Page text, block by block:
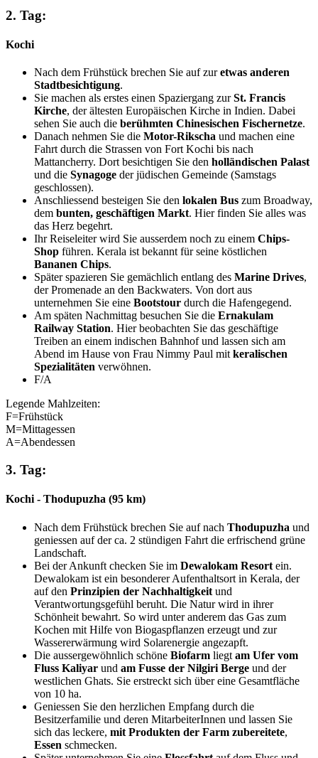
2. Tag:
Kochi
Nach dem Frühstück brechen Sie auf zuretwas anderen
Stadtbesichtigung.
Sie machen als erstes einen Spaziergang zurSt. Francis
Kirche, der ältesten Europäischen Kirche in Indien. Dabei
sehen Sie auch die berühmten Chinesischen Fischernetze.
Danach nehmen Sie die Motor-Rikscha und machen eine
Fahrt durch die Strassen von Fort Kochi bis nach
Mattancherry. Dort besichtigen Sie den holländischen Palast
und die Synagoge der jüdischen Gemeinde (Samstags
geschlossen).
Anschliessend besteigen Sie den lokalen Bus zum Broadway,
dem bunten, geschäftigen Markt. Hier finden Sie alles was
das Herz begehrt.
Ihr Reiseleiter wird Sie ausserdem noch zu einem Chips-
Shop führen. Kerala ist bekannt für seine köstlichen
Bananen Chips.
Später spazieren Sie gemächlich entlang des Marine Drives,
der Promenade an den Backwaters. Von dort aus
unternehmen Sie eine Bootstour durch die Hafengegend.
Am späten Nachmittag besuchen Sie die Ernakulam
Railway Station. Hier beobachten Sie das geschäftige
Treiben an einem indischen Bahnhof und lassen sich am
Abend im Hause von Frau Nimmy Paul mitkeralischen
Spezialitäten verwöhnen.
F/A
Legende Mahlzeiten:
F=Frühstück
M=Mittagessen
A=Abendessen
3. Tag:
Kochi - Thodupuzha (95 km)
Nach dem Frühstück brechen Sie auf nach Thodupuzha und
geniessen auf der ca. 2 stündigen Fahrt die erfrischend grüne
Landschaft.
Bei der Ankunft checken Sie im Dewalokam Resort ein.
Dewalokam ist ein besonderer Aufenthaltsort in Kerala, der
auf den Prinzipien der Nachhaltigkeit und
Verantwortungsgefühl beruht. Die Natur wird in ihrer
Schönheit bewahrt. So wird unter anderem das Gas zum
Kochen mit Hilfe von Biogaspflanzen erzeugt und zur
Wassererwärmung wird Solarenergie angezapft.
Die aussergewöhnlich schöne Biofarm liegt am Ufer vom
Fluss Kaliyar und am Fusse der Nilgiri Berge und der
westlichen Ghats. Sie erstreckt sich über eine Gesamtfläche
von 10 ha.
Geniessen Sie den herzlichen Empfang durch die
Besitzerfamilie und deren MitarbeiterInnen und lassen Sie
sich das leckere, mit Produkten der Farm zubereitete,
Essen schmecken.